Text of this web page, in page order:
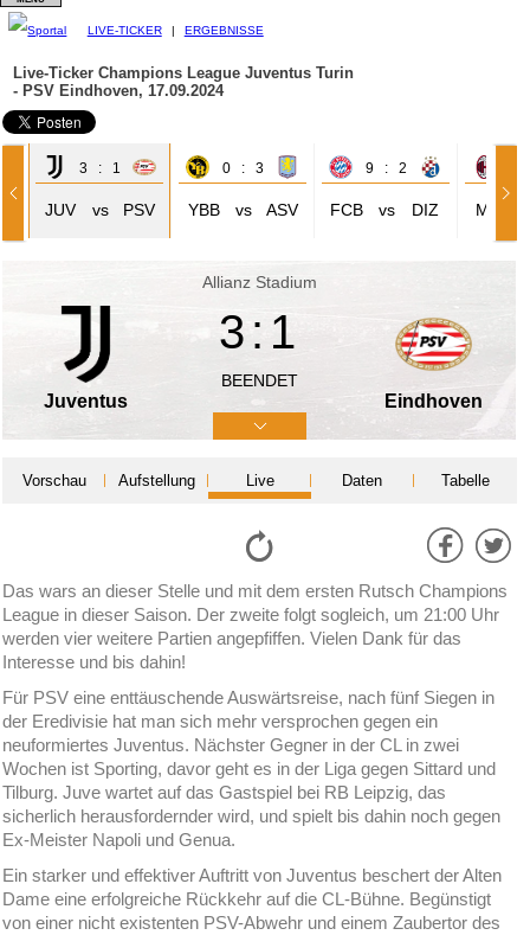
LIVE-TICKER | ERGEBNISSE
Live-Ticker Champions League Juventus Turin
- PSV Eindhoven, 17.09.2024
3 : 1
JUV vs PSV
0 : 3
YBB vs ASV
9 : 2
FCB vs DIZ MIL
Allianz Stadium
Juventus
3:1
BEENDET
Eindhoven
Vorschau Aufstellung Live Daten Tabelle
Das wars an dieser Stelle und mit dem ersten Rutsch Champions
League in dieser Saison. Der zweite folgt sogleich, um 21:00 Uhr
werden vier weitere Partien angepfiffen. Vielen Dank für das
Interesse und bis dahin!
Für PSV eine enttäuschende Auswärtsreise, nach fünf Siegen in
der Eredivisie hat man sich mehr versprochen gegen ein
neuformiertes Juventus. Nächster Gegner in der CL in zwei
Wochen ist Sporting, davor geht es in der Liga gegen Sittard und
Tilburg. Juve wartet auf das Gastspiel bei RB Leipzig, das
sicherlich herausfordernder wird, und spielt bis dahin noch gegen
Ex-Meister Napoli und Genua.
Ein starker und effektiver Auftritt von Juventus beschert der Alten
Dame eine erfolgreiche Rückkehr auf die CL-Bühne. Begünstigt
von einer nicht existenten PSV-Abwehr und einem Zaubertor des